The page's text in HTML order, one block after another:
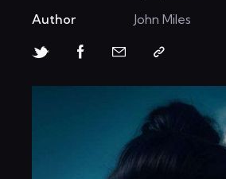
Author
John Miles